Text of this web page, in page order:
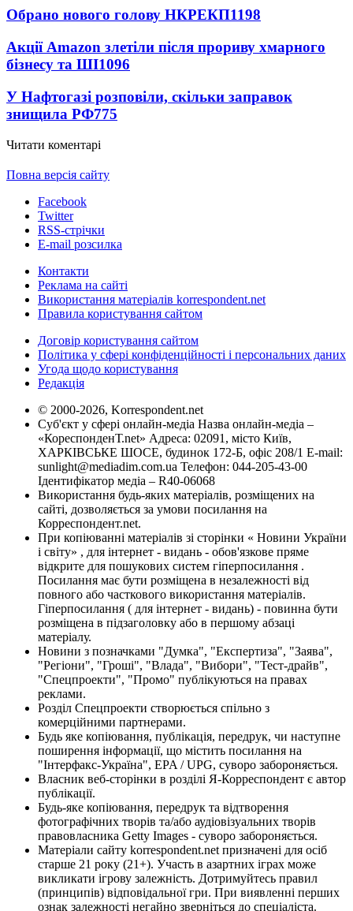
Обрано нового голову НКРЕКП1198
Акції Amazon злетіли після прориву хмарного
бізнесу та ШІ1096
У Нафтогазі розповіли, скільки заправок
знищила РФ775
Читати коментарі
Повна версія сайту
Facebook
Twitter
RSS-стрічки
E-mail розсилка
Контакти
Реклама на сайті
Використання матеріалів korrespondent.net
Правила користування сайтом
Договір користування сайтом
Політика у сфері конфіденційності і персональних даних
Угода щодо користування
Редакція
© 2000-2026, Korrespondent.net
Суб'єкт у сфері онлайн-медіа Назва онлайн-медіа –
«КореспонденТ.net» Адреса: 02091, місто Київ,
ХАРКІВСЬКЕ ШОСЕ, будинок 172-Б, офіс 208/1 E-mail:
sunlight@mediadim.com.ua Телефон: 044-205-43-00
Ідентифікатор медіа – R40-06068
Використання будь-яких матеріалів, розміщених на
сайті, дозволяється за умови посилання на
Корреспондент.net.
При копіюванні матеріалів зі сторінки « Новини України
і світу» , для інтернет - видань - обов'язкове пряме
відкрите для пошукових систем гіперпосилання .
Посилання має бути розміщена в незалежності від
повного або часткового використання матеріалів.
Гіперпосилання ( для інтернет - видань) - повинна бути
розміщена в підзаголовку або в першому абзаці
матеріалу.
Новини з позначками "Думка", "Експертиза", "Заява",
"Регіони", "Гроші", "Влада", "Вибори", "Тест-драйв",
"Спецпроекти", "Промо" публікуються на правах
реклами.
Розділ Спецпроекти створюється спільно з
комерційними партнерами.
Будь яке копіювання, публікація, передрук, чи наступне
поширення інформації, що містить посилання на
"Інтерфакс-Україна", EPA / UPG, суворо забороняється.
Власник веб-сторінки в розділі Я-Корреспондент є автор
публікації.
Будь-яке копіювання, передрук та відтворення
фотографічних творів та/або аудіовізуальних творів
правовласника Getty Images - суворо забороняється.
Матеріали сайту korrespondent.net призначені для осіб
старше 21 року (21+). Участь в азартних іграх може
викликати ігрову залежність. Дотримуйтесь правил
(принципів) відповідальної гри. При виявленні перших
ознак залежності негайно зверніться до спеціаліста.